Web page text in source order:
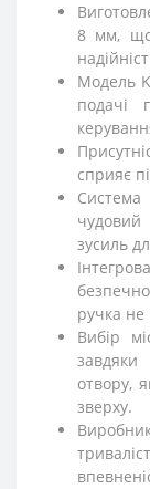
8 мм, що
Модель
подачі
сприяє
Система
чудовий
зусиль
ручка не
Вибір
завдяки
отвору,
зверху.